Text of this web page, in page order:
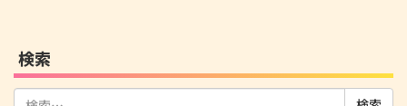
検索
検